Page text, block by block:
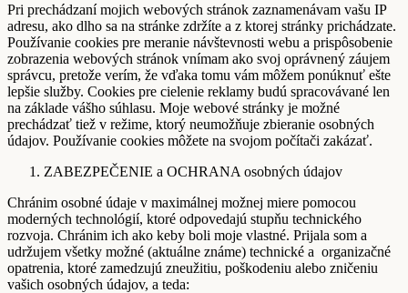
Pri prechádzaní mojich webových stránok zaznamenávam vašu IP
adresu, ako dlho sa na stránke zdržíte a z ktorej stránky prichádzate.
Používanie cookies pre meranie návštevnosti webu a prispôsobenie
zobrazenia webových stránok vnímam ako svoj oprávnený záujem
správcu, pretože verím, že vďaka tomu vám môžem ponúknuť ešte
lepšie služby. Cookies pre cielenie reklamy budú spracovávané len
na základe vášho súhlasu. Moje webové stránky je možné
prechádzať tiež v režime, ktorý neumožňuje zbieranie osobných
údajov. Používanie cookies môžete na svojom počítači zakázať.
ZABEZPEČENIE a OCHRANA osobných údajov
Chránim osobné údaje v maximálnej možnej miere pomocou
moderných technológií, ktoré odpovedajú stupňu technického
rozvoja. Chránim ich ako keby boli moje vlastné. Prijala som a
udržujem všetky možné (aktuálne známe) technické a organizačné
opatrenia, ktoré zamedzujú zneužitiu, poškodeniu alebo zničeniu
vašich osobných údajov, a teda: